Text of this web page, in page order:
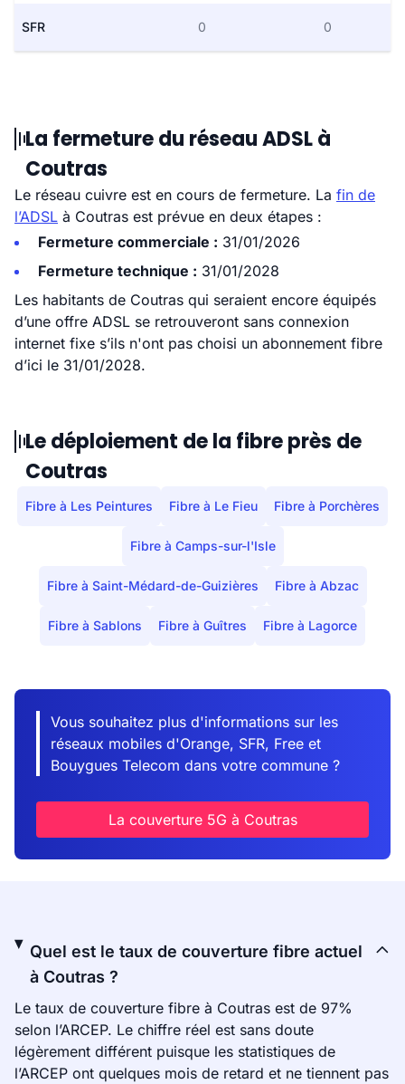
SFR 0 0
La fermeture du réseau ADSL à
Coutras
Le réseau cuivre est en cours de fermeture. La fin de
l’ADSL à Coutras est prévue en deux étapes :
Fermeture commerciale : 31/01/2026
Fermeture technique : 31/01/2028
Les habitants de Coutras qui seraient encore équipés
d’une offre ADSL se retrouveront sans connexion
internet fixe s’ils n'ont pas choisi un abonnement fibre
d’ici le 31/01/2028.
Le déploiement de la fibre près de
Coutras
Fibre à Les Peintures Fibre à Le Fieu Fibre à Porchères
Fibre à Camps-sur-l'Isle
Fibre à Saint-Médard-de-Guizières Fibre à Abzac
Fibre à Sablons Fibre à Guîtres Fibre à Lagorce
Vous souhaitez plus d'informations sur les
réseaux mobiles d'Orange, SFR, Free et
Bouygues Telecom dans votre commune ?
La couverture 5G à Coutras
Quel est le taux de couverture fibre actuel
à Coutras ?
Le taux de couverture fibre à Coutras est de 97%
selon l’ARCEP. Le chiffre réel est sans doute
légèrement différent puisque les statistiques de
l’ARCEP ont quelques mois de retard et ne tiennent pas